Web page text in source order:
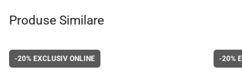
Produse Similare
-20% EXCLUSIV ONLINE -20%